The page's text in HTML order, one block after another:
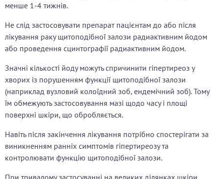
менше 1-4 тижнів.
Не слід застосовувати препарат пацієнтам до або після
лікування раку щитоподібної залози радиактивним йодом
або проведення сцинтографії радиактивним йодом.
Значні кількості йоду можуть спричинити гіпертиреоз у
хворих із порушенням функції щитоподібної залози
(наприклад вузловий колоїдний зоб, ендемічний зоб). Тому
їм обмежують застосовування мазі щодо часу і площі
поверхні шкіри, що обробляється.
Навіть після закінчення лікування потрібно спостерігати за
виникненням ранніх симптомів гіпертиреозу та
контролювати функцію щитоподібної залози.